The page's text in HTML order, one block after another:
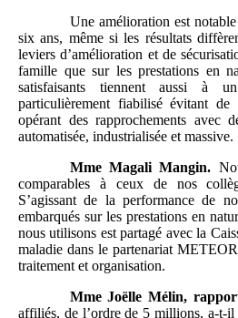
Une amélioration est
six ans, même si les résultats
leviers d’amélioration et de
famille que sur les prestations en
satisfaisants tiennent aussi à
particulièrement fiabilisé évitant de
opérant des rapprochements avec
automatisée, industrialisée et massive.
Mme Magali Mangin.
comparables à ceux de nos
S’agissant de la performance de
embarqués sur les prestations en
nous utilisons est partagé avec la
maladie dans le partenariat
traitement et organisation.
Mme Joëlle Mélin,
affiliés, de l’ordre de 5 millions, a-t-